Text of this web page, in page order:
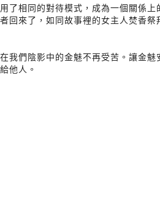
相同的對待模式，成為一個關係
來了，如同故事裡的女主人焚香
們陰影中的金魅不再受苦。讓金
他人。